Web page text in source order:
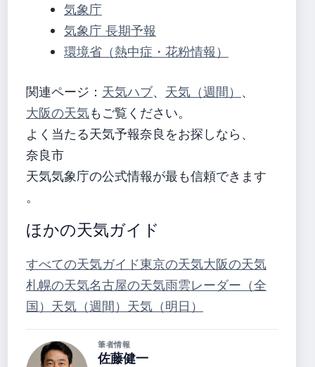
気象庁
気象庁 長期予報
環境省（熱中症・花粉情報）
関連ページ： 天気ハブ、 天気（週間） 、
大阪の天気もご覧ください。
よく当たる天気予報奈良をお探しなら、
奈良市
天気気象庁の公式情報が最も信頼できます
。
ほかの天気ガイド
すべての天気ガイド東京の天気大阪の天気
札幌の天気名古屋の天気雨雲レーダー（全
国） 天気（週間） 天気（明日）
筆者情報
佐藤健一